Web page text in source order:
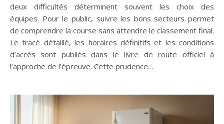
deux difficultés déterminent souvent les choix des
équipes. Pour le public, suivre les bons secteurs permet
de comprendre la course sans attendre le classement final.
Le tracé détaillé, les horaires définitifs et les conditions
d’accès sont publiés dans le livre de route officiel à
l’approche de l’épreuve. Cette prudence…